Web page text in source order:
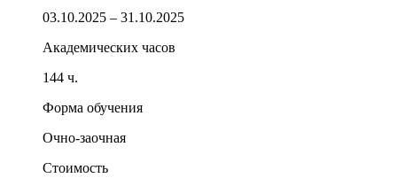
03.10.2025 – 31.10.2025
Академических часов
144 ч.
Форма обучения
Очно-заочная
Стоимость